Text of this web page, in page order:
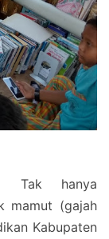
hanya
mamut (gajah
Kabupaten